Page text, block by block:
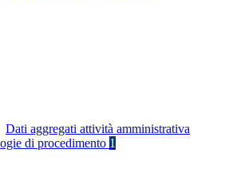
Dati aggregati attività amministrativa
di procedimento 1